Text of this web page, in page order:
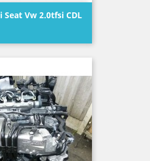
Vw 2.0tfsi CDL